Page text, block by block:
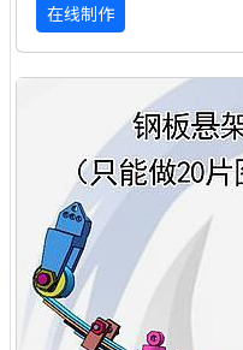
在线制作